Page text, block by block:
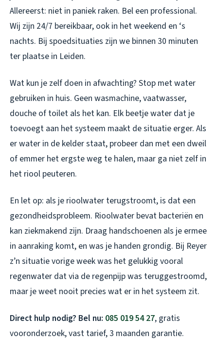
Allereerst: niet in paniek raken. Bel een professional.
Wij zijn 24/7 bereikbaar, ook in het weekend en ‘s
nachts. Bij spoedsituaties zijn we binnen 30 minuten
ter plaatse in Leiden.
Wat kun je zelf doen in afwachting? Stop met water
gebruiken in huis. Geen wasmachine, vaatwasser,
douche of toilet als het kan. Elk beetje water dat je
toevoegt aan het systeem maakt de situatie erger. Als
er water in de kelder staat, probeer dan met een dweil
of emmer het ergste weg te halen, maar ga niet zelf in
het riool peuteren.
En let op: als je rioolwater terugstroomt, is dat een
gezondheidsprobleem. Rioolwater bevat bacteriën en
kan ziekmakend zijn. Draag handschoenen als je ermee
in aanraking komt, en was je handen grondig. Bij Reyer
z’n situatie vorige week was het gelukkig vooral
regenwater dat via de regenpijp was teruggestroomd,
maar je weet nooit precies wat er in het systeem zit.
Direct hulp nodig? Bel nu: 085 019 54 27, gratis
vooronderzoek, vast tarief, 3 maanden garantie.